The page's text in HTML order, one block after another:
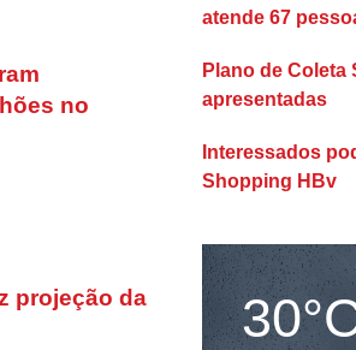
no
projeção da
atende 67
Plano de Coleta
apresentadas
Interessados
Shopping HBv